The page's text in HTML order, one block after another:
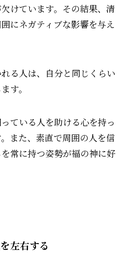
けています。その結果、清
にネガティブな影響を与え
る人は、自分と同じくらい
す。
ている人を助ける心を持っ
また、素直で周囲の人を信
常に持つ姿勢が福の神に好
左右する